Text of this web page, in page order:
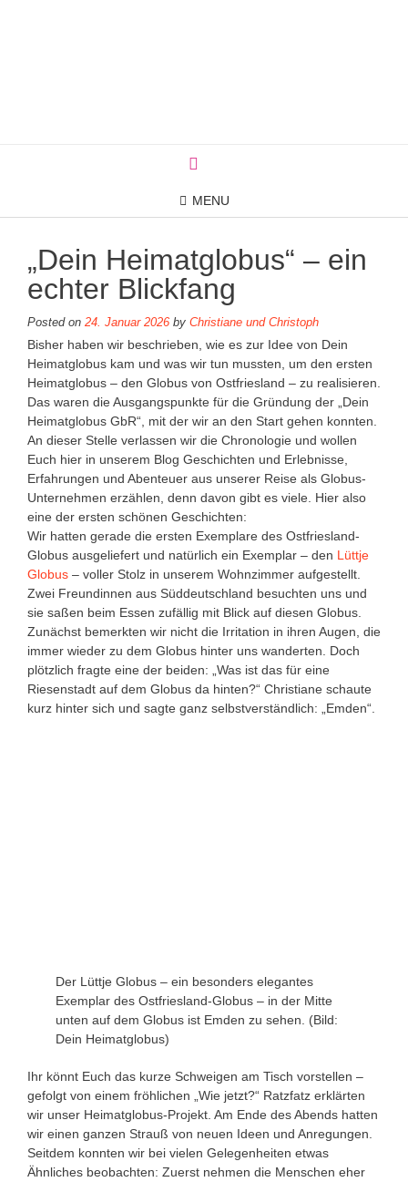
MENU
„Dein Heimatglobus“ – ein
echter Blickfang
Posted on 24. Januar 2026 by Christiane und Christoph
Bisher haben wir beschrieben, wie es zur Idee von Dein
Heimatglobus kam und was wir tun mussten, um den ersten
Heimatglobus – den Globus von Ostfriesland – zu realisieren.
Das waren die Ausgangspunkte für die Gründung der „Dein
Heimatglobus GbR“, mit der wir an den Start gehen konnten.
An dieser Stelle verlassen wir die Chronologie und wollen
Euch hier in unserem Blog Geschichten und Erlebnisse,
Erfahrungen und Abenteuer aus unserer Reise als Globus-
Unternehmen erzählen, denn davon gibt es viele. Hier also
eine der ersten schönen Geschichten:
Wir hatten gerade die ersten Exemplare des Ostfriesland-
Globus ausgeliefert und natürlich ein Exemplar – den Lüttje
Globus – voller Stolz in unserem Wohnzimmer aufgestellt.
Zwei Freundinnen aus Süddeutschland besuchten uns und
sie saßen beim Essen zufällig mit Blick auf diesen Globus.
Zunächst bemerkten wir nicht die Irritation in ihren Augen, die
immer wieder zu dem Globus hinter uns wanderten. Doch
plötzlich fragte eine der beiden: „Was ist das für eine
Riesenstadt auf dem Globus da hinten?“ Christiane schaute
kurz hinter sich und sagte ganz selbstverständlich: „Emden“.
Der Lüttje Globus – ein besonders elegantes
Exemplar des Ostfriesland-Globus – in der Mitte
unten auf dem Globus ist Emden zu sehen. (Bild:
Dein Heimatglobus)
Ihr könnt Euch das kurze Schweigen am Tisch vorstellen –
gefolgt von einem fröhlichen „Wie jetzt?“ Ratzfatz erklärten
wir unser Heimatglobus-Projekt. Am Ende des Abends hatten
wir einen ganzen Strauß von neuen Ideen und Anregungen.
Seitdem konnten wir bei vielen Gelegenheiten etwas
Ähnliches beobachten: Zuerst nehmen die Menschen eher